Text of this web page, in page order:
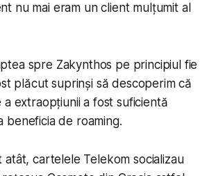
nu mai eram un client mulțumit al
spre Zakynthos pe principiul fie
plăcut suprinși să descoperim că
a extraopțiunii a fost suficientă
beneficia de roaming.
atât, cartelele Telekomsocializau